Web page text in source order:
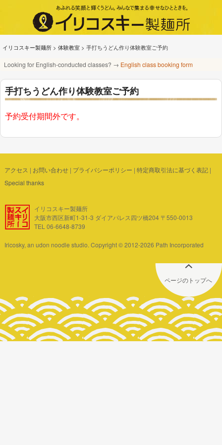
イリコスキー製麺所 > 体験教室 > 手打ちうどん作り体験教室ご予約
Looking for English-conducted classes? → English class booking form
手打ちうどん作り体験教室ご予約
予約受付期間外です。
アクセス | お問い合わせ| プライバシーポリシー | 特定商取引法に基づく表記|
Special thanks
イリコスキー製麺所
大阪市西区新町1-31-3 ダイアパレス四ツ橋204 〒550-0013
TEL 06-6648-8739
Iricosky, an udon noodle studio. Copyright © 2012-2026 Path Incorporated
ページのトップへ